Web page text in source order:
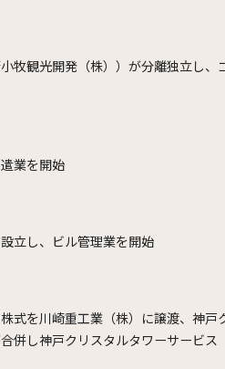
牧観光開発（株））が分離独立し、
業を開始
立し、ビル管理業を開始
式を川崎重工業（株）に譲渡、神戸
併し神戸クリスタルタワーサービス